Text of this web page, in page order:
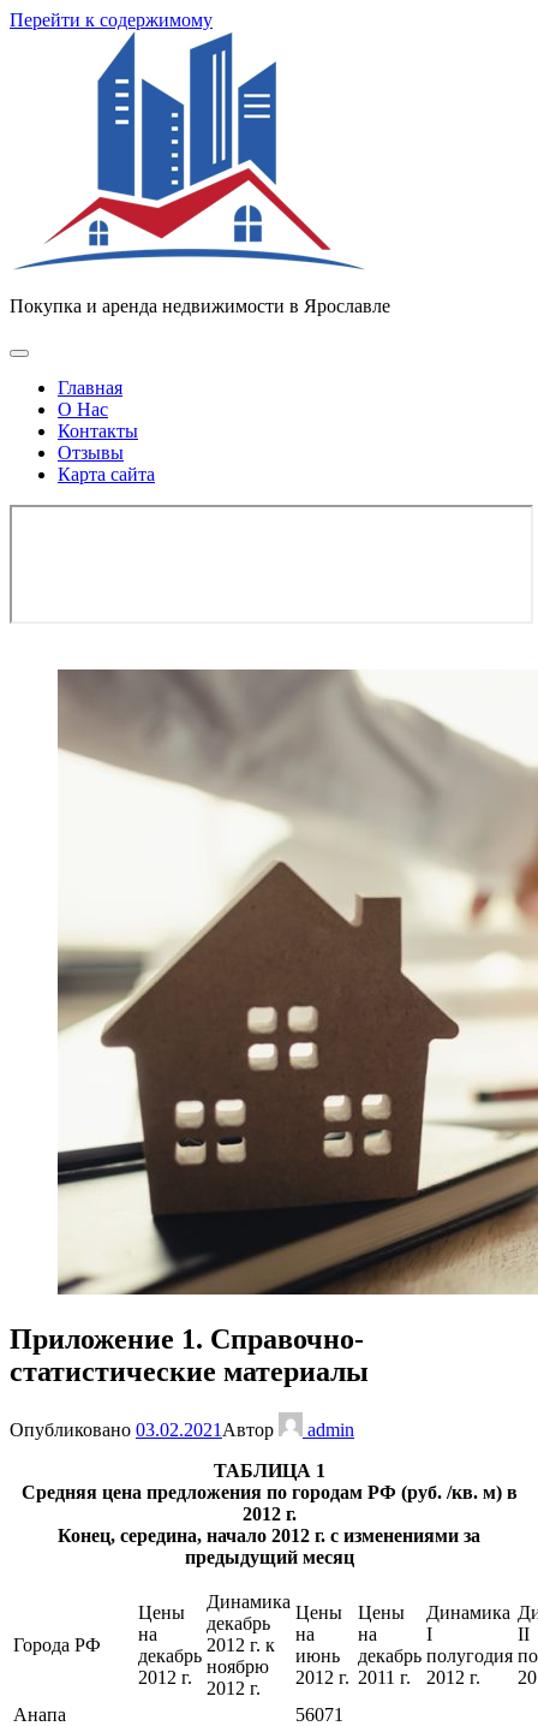
Перейти к содержимому
Покупка и аренда недвижимости в Ярославле
Главная
О Нас
Контакты
Отзывы
Карта сайта
Приложение 1. Справочно-
статистические материалы
Опубликовано 03.02.2021 Автор
admin
ТАБЛИЦА 1
Средняя цена предложения по городам РФ (руб. /кв. м) в
2012 г.
Конец, середина, начало 2012 г. с изменениями за
предыдущий месяц
Города РФ
Цены
на
декабрь
2012 г.
Динамика
декабрь
2012 г. к
ноябрю
2012 г.
Цены
на
июнь
2012 г.
Цены
на
декабрь
2011 г.
Динамика
I
полугодия
2012 г.
II
Анапа
56071